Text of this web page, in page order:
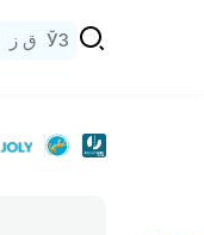
ق ز ЎЗ